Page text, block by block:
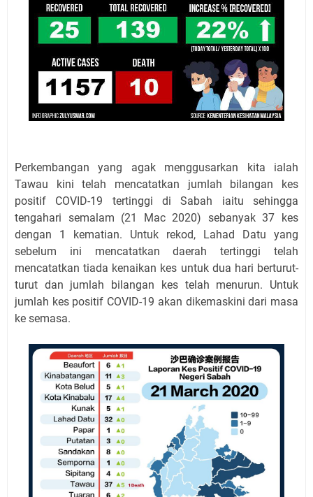
Perkembangan yang agak menggusarkan kita ialah
Tawau kini telah mencatatkan jumlah bilangan kes
positif COVID-19 tertinggi di Sabah iaitu sehingga
tengahari semalam (21 Mac 2020) sebanyak 37 kes
dengan 1 kematian. Untuk rekod, Lahad Datu yang
sebelum ini mencatatkan daerah tertinggi telah
mencatatkan tiada kenaikan kes untuk dua hari berturut-
turut dan jumlah bilangan kes telah menurun. Untuk
jumlah kes positif COVID-19 akan dikemaskini dari masa
ke semasa.